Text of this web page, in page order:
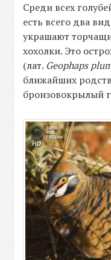
Среди всех
есть всего два
украшают
хохолки. Это
(лат. Geophaps
ближайших
бронзовокрылый